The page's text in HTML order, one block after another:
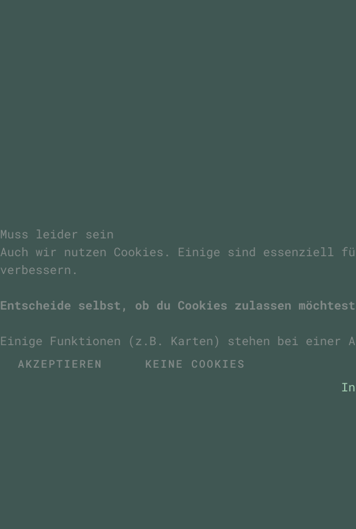
Muss leider sein
Auch wir nutzen Cookies. Einige sind essenziell
verbessern.
Entscheide selbst, ob du Cookies zulassen
Einige Funktionen (z.B. Karten) stehen bei einer
AKZEPTIEREN KEINE COOKIES